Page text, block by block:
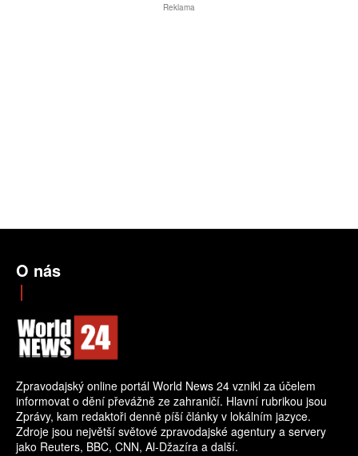
Reklama
O nás
Zpravodajský online portál World News 24 vznikl za účelem
informovat o dění převážně ze zahraničí. Hlavní rubrikou jsou
Zprávy, kam redaktoři denně píší články v lokálním jazyce.
Zdroje jsou největší světové zpravodajské agentury a servery
jako Reuters, BBC, CNN, Al-Džazíra a další.